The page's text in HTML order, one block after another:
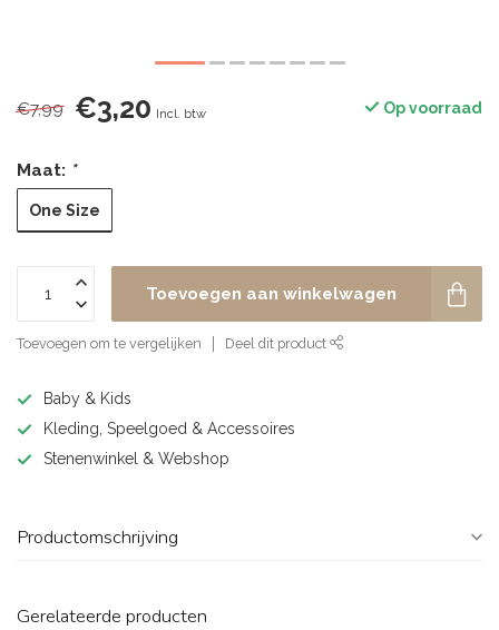
€7,99 €3,20 Incl. btw Op voorraad
Maat: *
One Size
Toevoegen aan winkelwagen
Toevoegen om te vergelijken Deel dit product
Baby & Kids
Kleding, Speelgoed & Accessoires
Stenenwinkel & Webshop
Productomschrijving
Gerelateerde producten